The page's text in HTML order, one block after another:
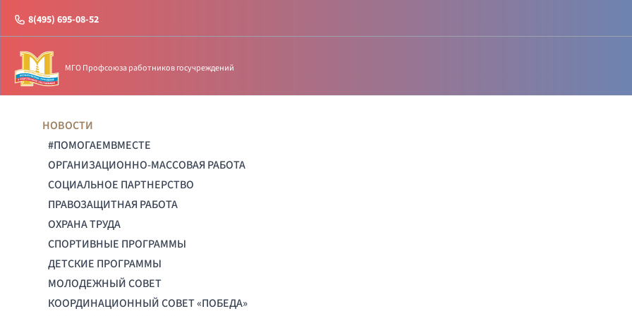
8(495) 695-08-52
МГО Профсоюза работников госучреждений
НОВОСТИ
#ПОМОГАЕМВМЕСТЕ
ОРГАНИЗАЦИОННО-МАССОВАЯ РАБОТА
СОЦИАЛЬНОЕ ПАРТНЕРСТВО
ПРАВОЗАЩИТНАЯ РАБОТА
ОХРАНА ТРУДА
СПОРТИВНЫЕ ПРОГРАММЫ
ДЕТСКИЕ ПРОГРАММЫ
МОЛОДЕЖНЫЙ СОВЕТ
КООРДИНАЦИОННЫЙ СОВЕТ «ПОБЕДА»